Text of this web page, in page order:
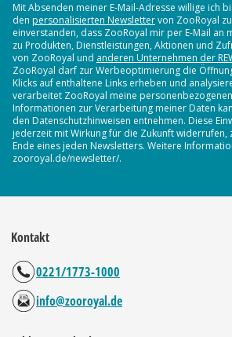
Mit Absenden meiner E-Mail-Adresse willige ich
den personalisierten Newslettervon ZooRoyal
einverstanden, dass ZooRoyal mir per E-Mail an
zu Produkten, Dienstleistungen, Aktionen und
von ZooRoyal und anderen Unternehmen der
ZooRoyal darf zur Werbeoptimierung die
Klicks auf enthaltene Links erheben und
verarbeitet ZooRoyal meine
Informationen zur Verarbeitung meiner Daten
den Datenschutzhinweisen entnehmen. Diese
jederzeit mit Wirkung für die Zukunft widerrufen,
Ende eines jeden Newsletters. Weitere
zooroyal.de/newsletter/.
Kontakt
0221/1773-1000
info@zooroyal.de